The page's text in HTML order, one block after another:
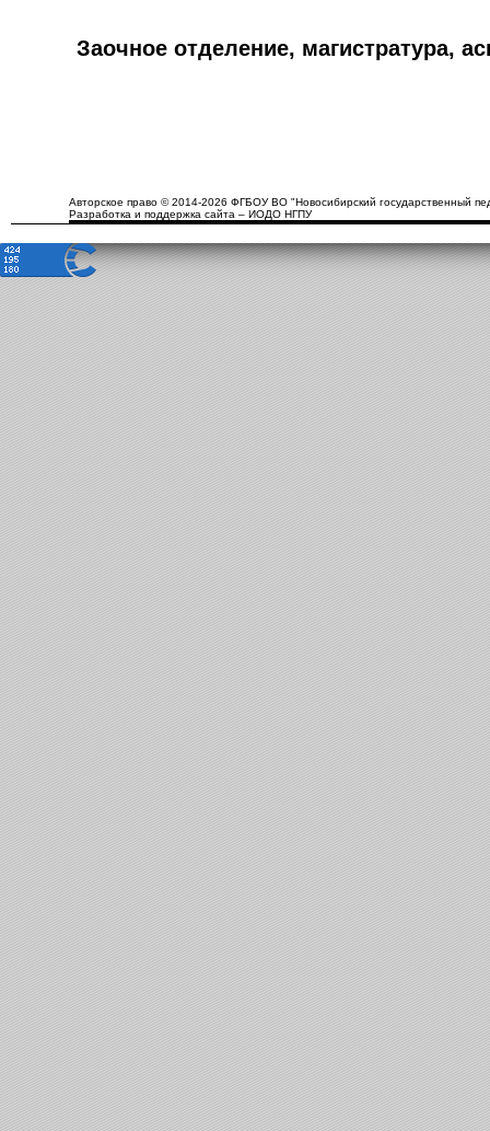
Заочное отделение, магистратура,
Авторское право © 2014-2026 ФГБОУ ВО "Новосибирский государственный
Разработка и поддержка сайта – ИОДО НГПУ